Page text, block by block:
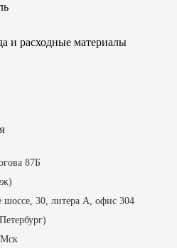
и расходные материалы
87Б
шоссе, 30, литера А, офис 304
Мск